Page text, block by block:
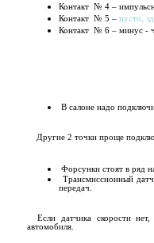
Контакт № 4 –
Контакт № 5 – пусто,
Контакт № 6 – минус -
В салоне надо
Другие 2 точки проще
Форсунки стоят в ряд
Трансмиссионный
передач.
Если датчика скорости
автомобиля.